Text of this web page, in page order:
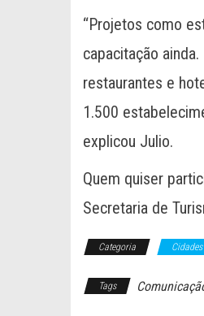
“Projetos como
capacitação
restaurantes e
1.500
explicou Julio.
Quem quiser
Secretaria de
Categoria Cidades
Tags